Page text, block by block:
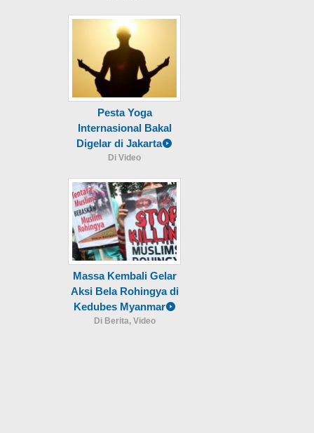
Pesta Yoga
Internasional Bakal
Digelar di Jakarta
Di Video
Massa Kembali Gelar
Aksi Bela Rohingya di
Kedubes Myanmar
Di Berita, Video